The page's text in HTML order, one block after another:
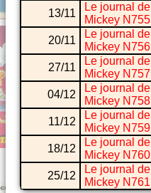
13/11
Le journal de
Mickey N755
20/11
Le journal de
Mickey N756
27/11
Le journal de
Mickey N757
04/12
Le journal de
Mickey N758
11/12
Le journal de
Mickey N759
18/12
Le journal de
Mickey N760
25/12
Le journal de
Mickey N761